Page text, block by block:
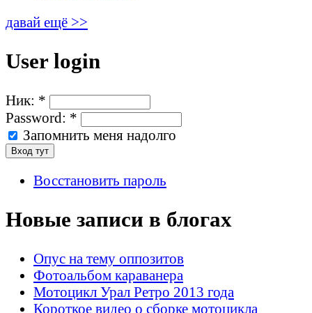
давай ещё >>
User login
Ник: *
Password: *
Запомнить меня надолго
Восстановить пароль
Новые записи в блогах
Опус на тему оппозитов
Фотоальбом караванера
Мотоцикл Урал Ретро 2013 года
Короткое видео о сборке мотоцикла